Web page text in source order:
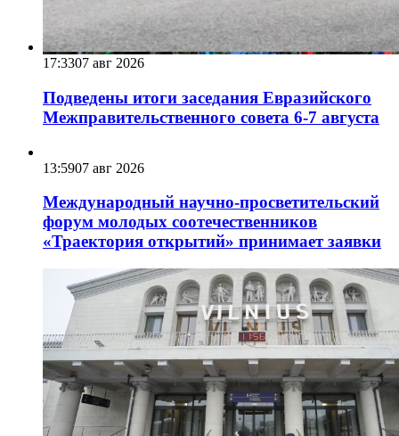
17:3307 авг 2026
Подведены итоги заседания Евразийского
Межправительственного совета 6-7 августа
13:5907 авг 2026
Международный научно-просветительский
форум молодых соотечественников
«Траектория открытий» принимает заявки